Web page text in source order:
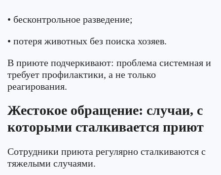
• бесконтрольное разведение;
• потеря животных без поиска хозяев.
В приюте подчеркивают: проблема системная и
требует профилактики, а не только
реагирования.
Жестокое обращение: случаи, с
которыми сталкивается приют
Сотрудники приюта регулярно сталкиваются с
тяжелыми случаями.